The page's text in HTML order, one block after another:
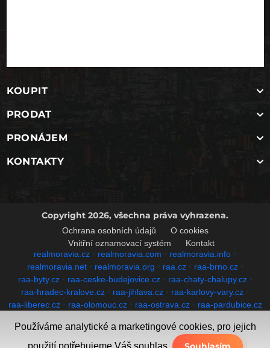
KOUPIT
PRODAT
PRONÁJEM
KONTAKTY
Copyright 2026, všechna práva vyhrazena.
Ochrana osobních údajů
O cookies
Vnitřní oznamovací systém
Kontakt
realmoravia.cz • realmoravia.com • realmoravia.info •
realmoravia.net• realmoravia.org • raa.cz• raa-brno.cz•
raa-byty.cz• raa-ceske-budejovice.cz• raa-chaty-chalupy.cz•
raa-hradec-kralove.cz • raa-jihlava.cz • raa-karlovy-vary.cz •
raa-liberec.cz• raa-olomouc.cz• raa-ostrava.cz• raa-pardubice.cz
raa-reality-nemovitosti.cz•raa-rodinne-domy.cz•
raa-usti-nad-labem.cz•raa-zlin.cz•raa.eu • raa.sk•reality-raa.cz
Používáme analytické a marketingové cookies, pro jejich
použití potřebujeme Váš souhlas.